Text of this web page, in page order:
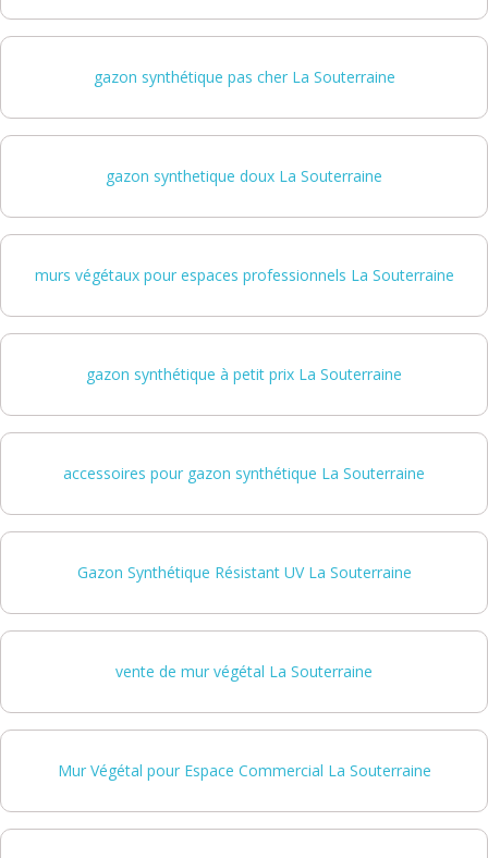
gazon synthétique pas cher La Souterraine
gazon synthetique doux La Souterraine
murs végétaux pour espaces professionnels La Souterraine
gazon synthétique à petit prix La Souterraine
accessoires pour gazon synthétique La Souterraine
Gazon Synthétique Résistant UV La Souterraine
vente de mur végétal La Souterraine
Mur Végétal pour Espace Commercial La Souterraine